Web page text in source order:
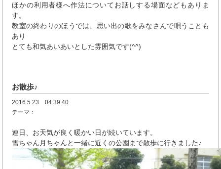
ほかの利用者様へ作法についてお話しする場面などもありま
す。
教室の終わりのほうでは、思い出の歌をみなさんで唄うことも
あり
とても和気あいあいとした雰囲気です(^^)
お散歩♪
2016.5.23 04:39:40
テーマ：
連日、お天気が良く暖かい日が続いています。
雪ちゃん月ちゃんと一緒に近くの公園まで散歩に行きました♪